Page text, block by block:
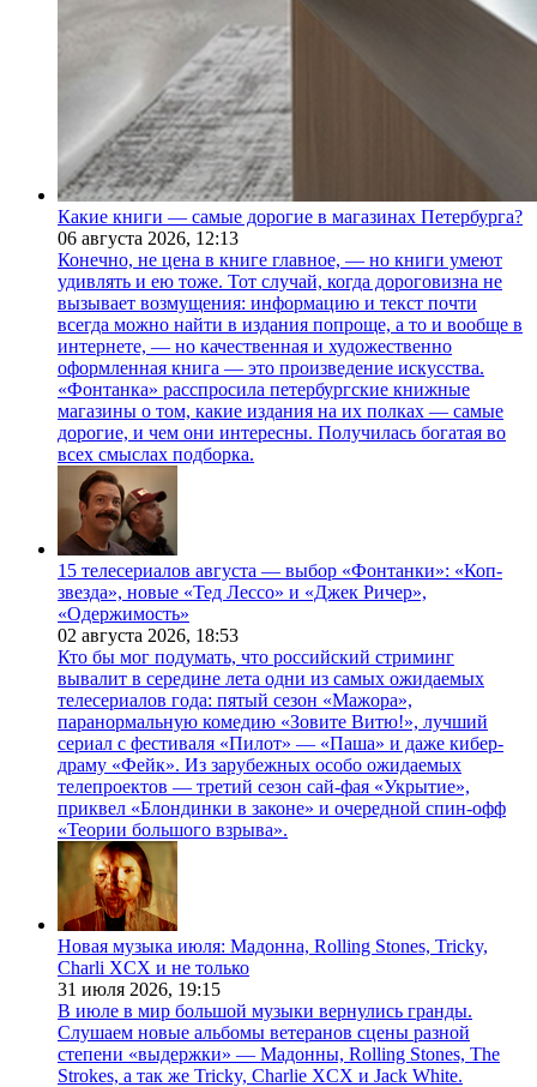
Какие книги — самые дорогие в магазинах Петербурга?
06 августа 2026, 12:13
Конечно, не цена в книге главное, — но книги умеют
удивлять и ею тоже. Тот случай, когда дороговизна не
вызывает возмущения: информацию и текст почти
всегда можно найти в издания попроще, а то и вообще в
интернете, — но качественная и художественно
оформленная книга — это произведение искусства.
«Фонтанка» расспросила петербургские книжные
магазины о том, какие издания на их полках — самые
дорогие, и чем они интересны. Получилась богатая во
всех смыслах подборка.
15 телесериалов августа — выбор «Фонтанки»: «Коп-
звезда», новые «Тед Лессо» и «Джек Ричер»,
«Одержимость»
02 августа 2026, 18:53
Кто бы мог подумать, что российский стриминг
вывалит в середине лета одни из самых ожидаемых
телесериалов года: пятый сезон «Мажора»,
паранормальную комедию «Зовите Витю!», лучший
сериал с фестиваля «Пилот» — «Паша» и даже кибер-
драму «Фейк». Из зарубежных особо ожидаемых
телепроектов — третий сезон сай-фая «Укрытие»,
приквел «Блондинки в законе» и очередной спин-офф
«Теории большого взрыва».
Новая музыка июля: Мадонна, Rolling Stones, Tricky,
Charli XCX и не только
31 июля 2026, 19:15
В июле в мир большой музыки вернулись гранды.
Слушаем новые альбомы ветеранов сцены разной
степени «выдержки» — Мадонны, Rolling Stones, The
Strokes, а так же Tricky, Charlie XCX и Jack White.